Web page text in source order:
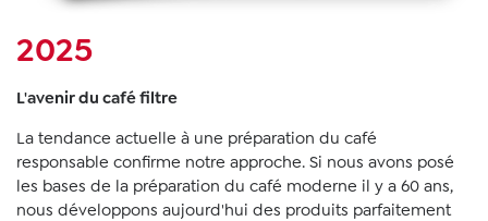
2025
L'avenir du café filtre
La tendance actuelle à une préparation du café
responsable confirme notre approche. Si nous avons posé
les bases de la préparation du café moderne il y a 60 ans,
nous développons aujourd'hui des produits parfaitement